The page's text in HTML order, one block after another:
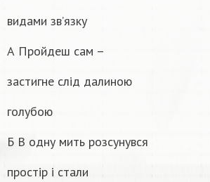
видами зв’язку
А Пройдеш сам –
застигне слід далиною
голубою
Б В одну мить розсунувся
простір і стали